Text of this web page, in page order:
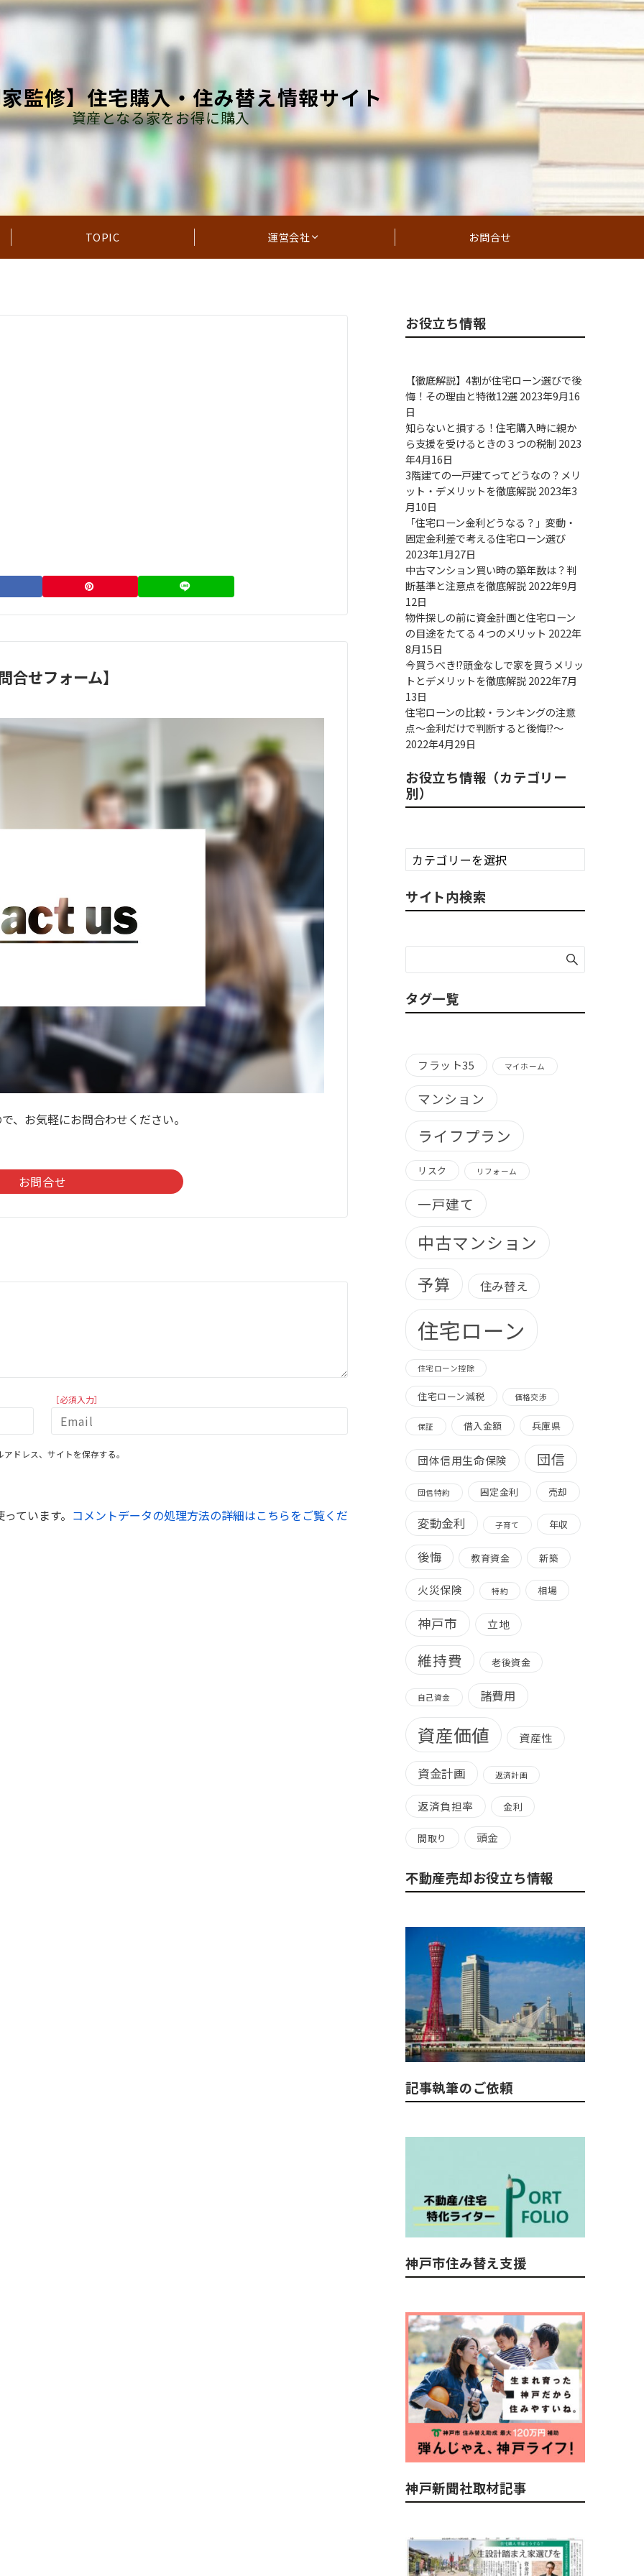
監修】住宅購入・住み替え情報サイト
資産となる家をお得に購入
TOPIC 運営会社 お問合せ
合せフォーム】
、お気軽にお問合わせください。
お問合せ
［必須入力］
ドレス、サイトを保存する。
ています。 コメントデータの処理方法の詳細はこちらをご覧くだ
お役立ち情報
【徹底解説】4割が住宅ローン選びで後
悔！その理由と特徴12選 2023年9月16
日
知らないと損する！住宅購入時に親か
ら支援を受けるときの３つの税制 2023
年4月16日
3階建ての一戸建てってどうなの？メリ
ット・デメリットを徹底解説 2023年3
月10日
「住宅ローン金利どうなる？」変動・
固定金利差で考える住宅ローン選び
2023年1月27日
中古マンション買い時の築年数は？判
断基準と注意点を徹底解説 2022年9月
12日
物件探しの前に資金計画と住宅ローン
の目途をたてる４つのメリット 2022年
8月15日
今買うべき!?頭金なしで家を買うメリッ
トとデメリットを徹底解説 2022年7月
13日
住宅ローンの比較・ランキングの注意
点～金利だけで判断すると後悔!?～
2022年4月29日
お役立ち情報（カテゴリー
別）
お
役
ち
情
（カ
ゴ
リ
ー
サイト内検索
タグ一覧
フラット35 マイホーム
マンション
ライフプラン
リスク リフォーム
一戸建て
中古マンション
予算 住み替え
住宅ローン
住宅ローン控除
住宅ローン減税 価格交渉
保証 借入金額 兵庫県
団体信用生命保険 団信
団信特約 固定金利 売却
変動金利 子育て 年収
後悔 教育資金 新築
火災保険 特約 相場
神戸市 立地
維持費 老後資金
自己資金 諸費用
資産価値 資産性
資金計画 返済計画
返済負担率 金利
間取り 頭金
不動産売却お役立ち情報
記事執筆のご依頼
神戸市住み替え支援
神戸新聞社取材記事